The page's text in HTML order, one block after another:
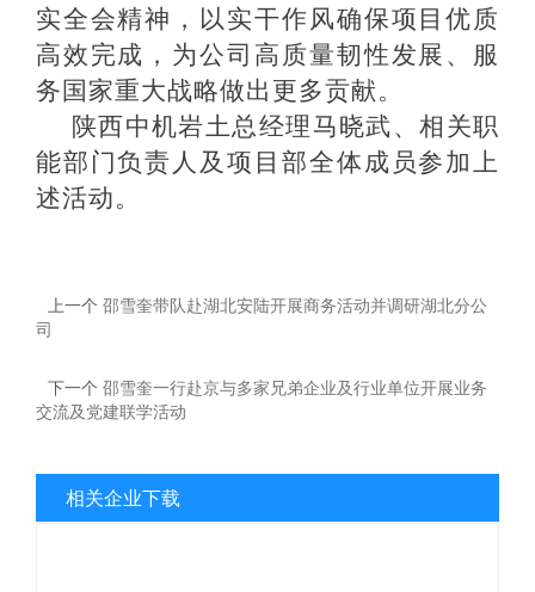
实全会精神，以实干作风确保项目优质
高效完成，为公司高质量韧性发展、服
务国家重大战略做出更多贡献。
陕西中机岩土总经理马晓武、相关职
能部门负责人及项目部全体成员参加上
述活动。
上一个 邵雪奎带队赴湖北安陆开展商务活动并调研湖北分公
司
下一个 邵雪奎一行赴京与多家兄弟企业及行业单位开展业务
交流及党建联学活动
相关企业下载